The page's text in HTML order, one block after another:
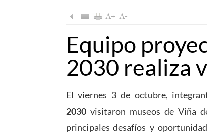
Equipo
2030 realiza
El viernes 3 de octubre,
2030 visitaron museos de Viña
principales desafíos y